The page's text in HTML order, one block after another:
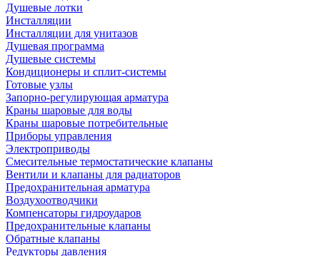
Душевые лотки
Инсталляции
Инсталляции для унитазов
Душевая программа
Душевые системы
Кондиционеры и сплит-системы
Готовые узлы
Запорно-регулирующая арматура
Краны шаровые для воды
Краны шаровые потребительные
Приборы управления
Электроприводы
Смесительные термостатические клапаны
Вентили и клапаны для радиаторов
Предохранительная арматура
Воздухоотводчики
Компенсаторы гидроударов
Предохранительные клапаны
Обратные клапаны
Редукторы давления